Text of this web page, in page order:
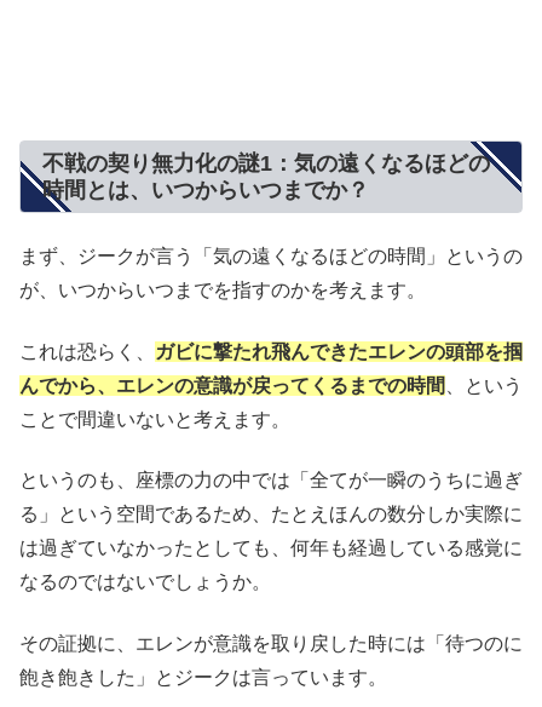
不戦の契り無力化の謎1：気の遠くなるほどの
時間とは、いつからいつまでか？
まず、ジークが言う「気の遠くなるほどの時間」というの
が、いつからいつまでを指すのかを考えます。
これは恐らく、
ガビに撃たれ飛んできたエレンの頭部を掴
んでから、エレンの意識が戻ってくるまでの時間
、という
ことで間違いないと考えます。
というのも、座標の力の中では「全てが一瞬のうちに過ぎ
る」という空間であるため、たとえほんの数分しか実際に
は過ぎていなかったとしても、何年も経過している感覚に
なるのではないでしょうか。
その証拠に、エレンが意識を取り戻した時には「待つのに
飽き飽きした」とジークは言っています。